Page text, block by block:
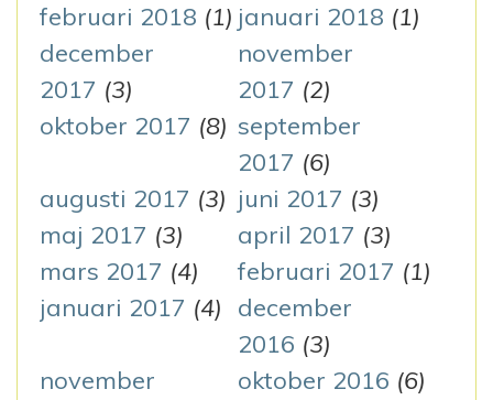
februari 2018 (1) januari 2018 (1)
december
2017 (3)
november
2017 (2)
oktober 2017 (8) september
2017 (6)
augusti 2017 (3) juni 2017 (3)
maj 2017 (3) april 2017 (3)
mars 2017 (4) februari 2017 (1)
januari 2017 (4)
december
2016 (3)
november
oktober 2016 (6)